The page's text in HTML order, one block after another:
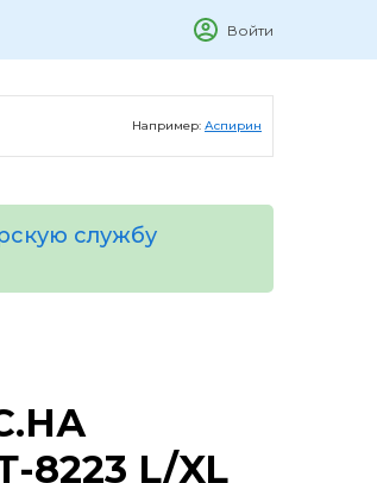
Войти
Например: Аспирин
службу
L/XL